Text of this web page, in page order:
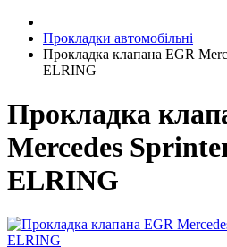
Прокладки автомобільні
Прокладка клапана EGR
ELRING
Прокладка
Mercedes
ELRING